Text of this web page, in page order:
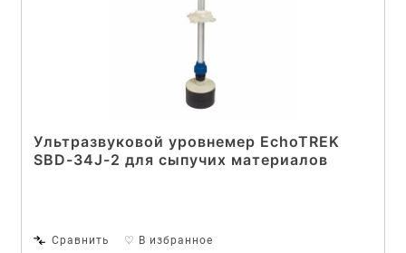
Ультразвуковой уровнемер EchoTREK
SBD-34J-2 для сыпучих материалов
Сравнить ♡ В избранное